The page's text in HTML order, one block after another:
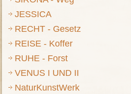
JESSICA
RECHT - Gesetz
REISE - Koffer
RUHE - Forst
VENUS I UND II
NaturKunstWerk